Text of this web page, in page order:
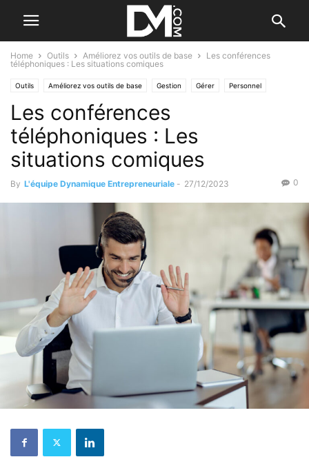
Home Outils Améliorez vos outils de base
Les conférences
téléphoniques : Les situations comiques
Outils Améliorez vos outils de base Gestion Gérer Personnel
Gestes qui vous trahissent
Les conférences
téléphoniques : Les
situations comiques
By L'équipe Dynamique Entrepreneuriale - 27/12/2023 0